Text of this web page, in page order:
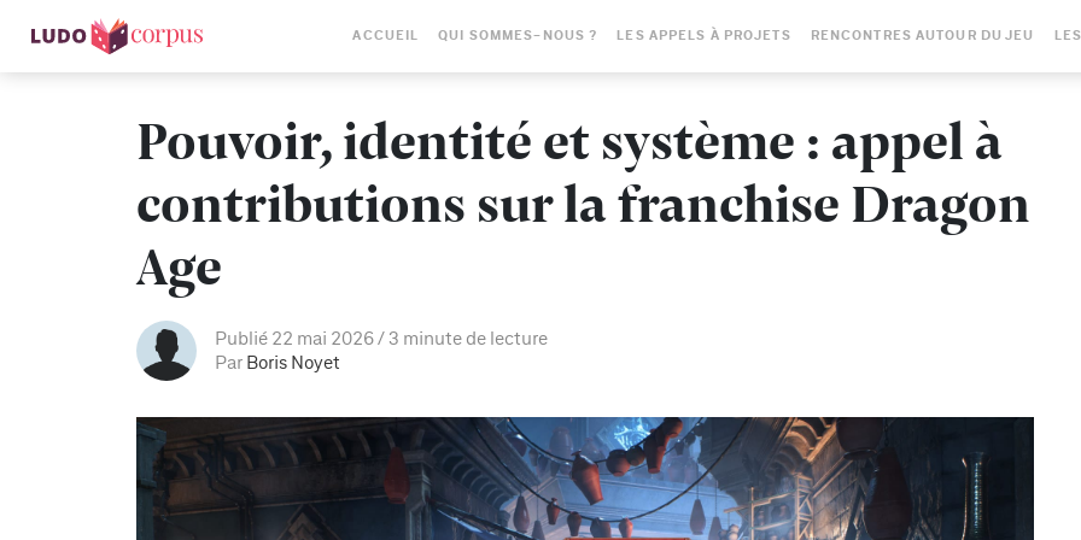
ACCUEIL QUI SOMMES-NOUS ? LES APPELS À PROJETS RENCONTRES AUTOUR DU JEU
Pouvoir, identité et système : appel à
contributions sur la franchise Dragon
Age
Publié 22 mai 2026
3 minute de lecture
Par Boris Noyet